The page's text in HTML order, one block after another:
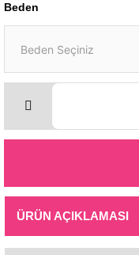
Beden
ÜRÜN AÇIKLAMASI